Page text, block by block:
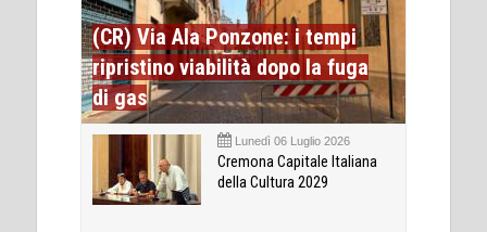
(CR) Via Ala Ponzone: i tempi
ripristino viabilità dopo la fuga
di gas
Lunedì 06 Luglio 2026
Cremona Capitale Italiana
della Cultura 2029